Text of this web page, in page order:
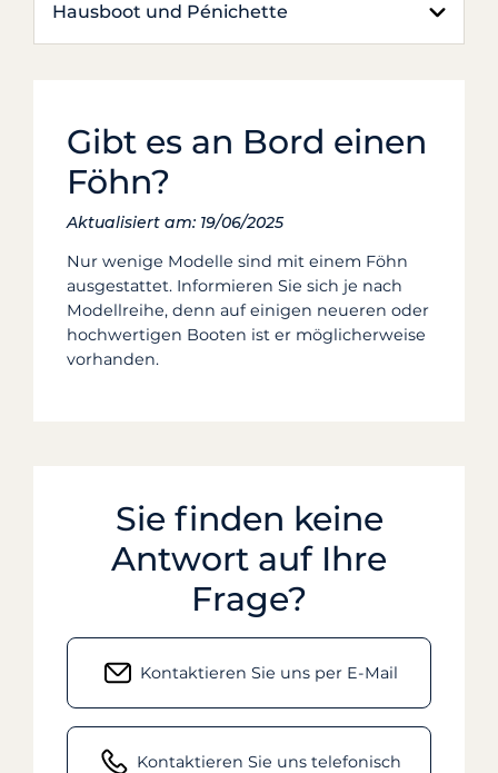
Hausboot und Pénichette
Gibt es an Bord einen
Föhn?
Aktualisiert am: 19/06/2025
Nur wenige Modelle sind mit einem Föhn
ausgestattet. Informieren Sie sich je nach
Modellreihe, denn auf einigen neueren oder
hochwertigen Booten ist er möglicherweise
vorhanden.
Sie finden keine
Antwort auf Ihre
Frage?
Kontaktieren Sie uns per E-Mail
Kontaktieren Sie uns telefonisch